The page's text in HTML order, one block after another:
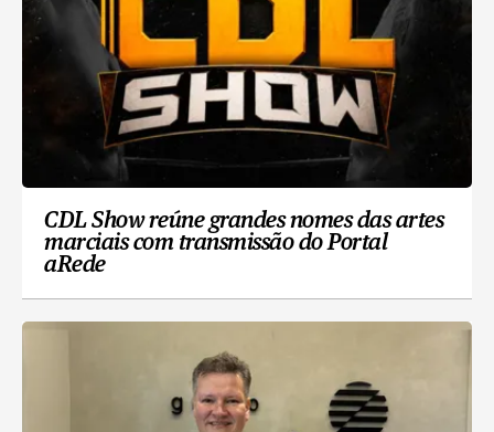
CDL Show reúne grandes nomes das artes
marciais com transmissão do Portal
aRede